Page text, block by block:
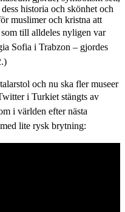
historia och skönhet och
muslimer och kristna att
till alldeles nyligen var
Sofia i Trabzon – gjordes
och nu ska fler museer
i Turkiet stängts av
i världen efter nästa
lite rysk brytning: